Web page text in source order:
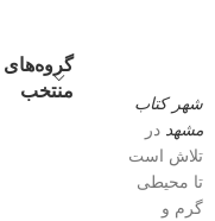
شهر کتاب
مشهد در
تلاش است
تا محیطی
گرم و
گروه‌های
منتخب